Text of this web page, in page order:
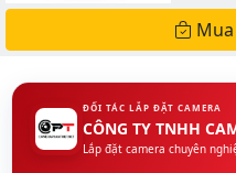
ĐỐI TÁC LẮP ĐẶT CAMERA
CÔNG TY TNHH
Lắp đặt camera chuyên